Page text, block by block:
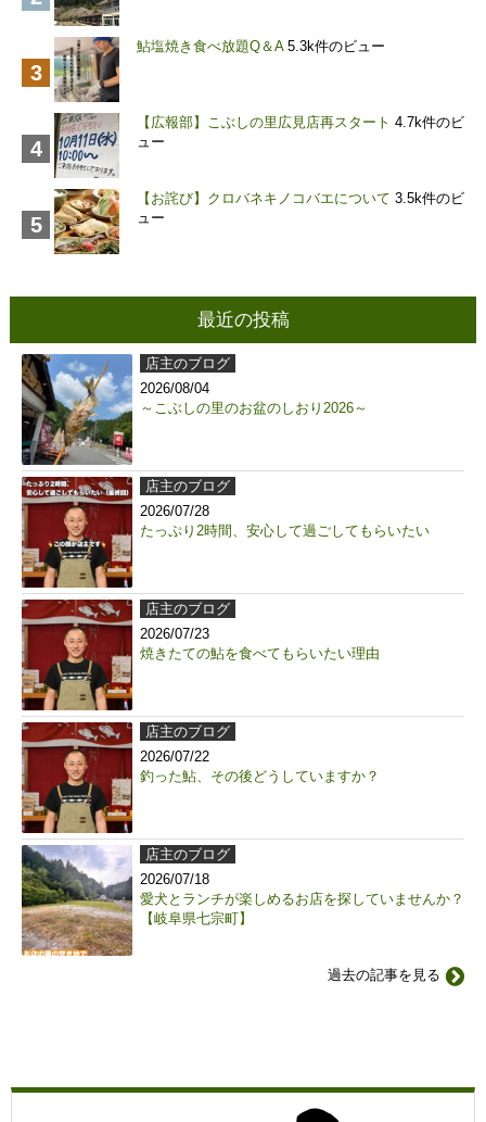
鮎塩焼き食べ放題Q＆A 5.3k件のビュー
【広報部】こぶしの里広見店再スタート 4.7k件のビ
ュー
【お詫び】クロバネキノコバエについて 3.5k件のビ
ュー
最近の投稿
店主のブログ
2026/08/04
～こぶしの里のお盆のしおり2026～
店主のブログ
2026/07/28
たっぷり2時間、安心して過ごしてもらいたい
店主のブログ
2026/07/23
焼きたての鮎を食べてもらいたい理由
店主のブログ
2026/07/22
釣った鮎、その後どうしていますか？
店主のブログ
2026/07/18
愛犬とランチが楽しめるお店を探していませんか？
【岐阜県七宗町】
過去の記事を見る